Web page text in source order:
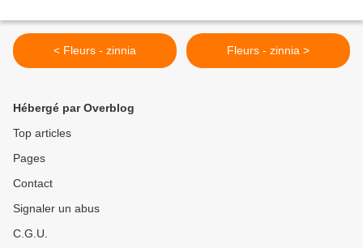
< Fleurs - zinnia Fleurs - zinnia >
Hébergé par Overblog
Top articles
Pages
Contact
Signaler un abus
C.G.U.